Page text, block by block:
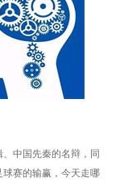
中国先秦的名辩，同
赛的输赢，今天走哪